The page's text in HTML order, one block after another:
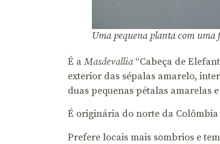
Uma pequena planta com uma
É a Masdevallia“Cabeça de
exterior das sépalas amarelo,
duas pequenas pétalas amarelas
É originária do norte da Colômbia
Prefere locais mais sombrios e